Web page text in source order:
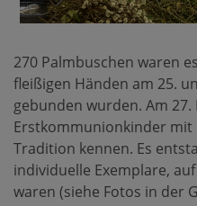
270 Palmbuschen waren
fleißigen Händen am 25.
gebunden wurden. Am
Erstkommunionkinder mit
Tradition kennen. Es
individuelle Exemplare,
waren (siehe Fotos in der